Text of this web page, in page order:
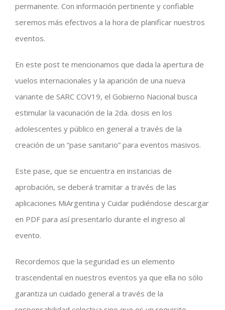
permanente. Con información pertinente y confiable
seremos más efectivos a la hora de planificar nuestros
eventos.
En este post te mencionamos que dada la apertura de
vuelos internacionales y la aparición de una nueva
variante de SARC COV19, el Gobierno Nacional busca
estimular la vacunación de la 2da. dosis en los
adolescentes y público en general a través de la
creación de un “pase sanitario” para eventos masivos.
Este pase, que se encuentra en instancias de
aprobación, se deberá tramitar a través de las
aplicaciones MiArgentina y Cuidar pudiéndose descargar
en PDF para así presentarlo durante el ingreso al
evento.
Recordemos que la seguridad es un elemento
trascendental en nuestros eventos ya que ella no sólo
garantiza un cuidado general a través de la